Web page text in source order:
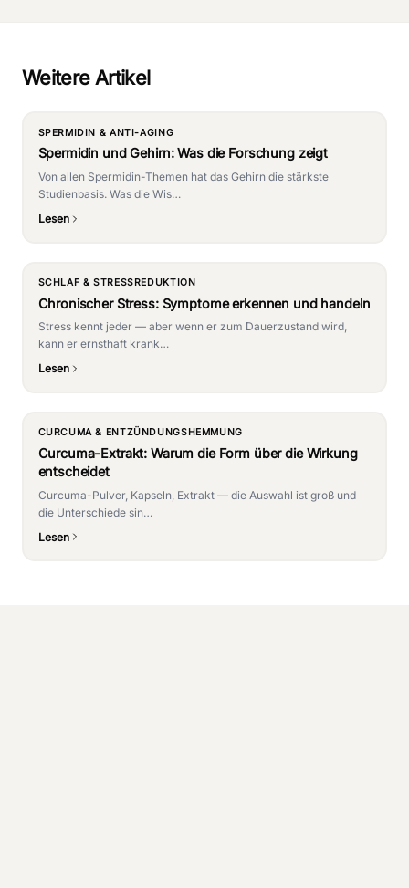
Weitere Artikel
SPERMIDIN & ANTI-AGING
Spermidin und Gehirn: Was die Forschung zeigt
Von allen Spermidin-Themen hat das Gehirn die stärkste
Studienbasis. Was die Wis…
Lesen
SCHLAF & STRESSREDUKTION
Chronischer Stress: Symptome erkennen und handeln
Stress kennt jeder — aber wenn er zum Dauerzustand wird,
kann er ernsthaft krank…
Lesen
CURCUMA & ENTZÜNDUNGSHEMMUNG
Curcuma-Extrakt: Warum die Form über die Wirkung
entscheidet
Curcuma-Pulver, Kapseln, Extrakt — die Auswahl ist groß und
die Unterschiede sin…
Lesen